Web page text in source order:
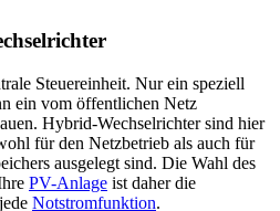
Steuereinheit. Nur ein speziell
ein vom öffentlichen Netz
Hybrid-Wechselrichter sind hier
für den Netzbetrieb als auch für
ausgelegt sind. Die Wahl des
PV-Anlage ist daher die
Notstromfunktion.